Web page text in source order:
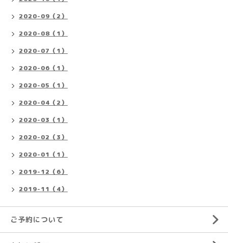
2020-09（2）
2020-08（1）
2020-07（1）
2020-06（1）
2020-05（1）
2020-04（2）
2020-03（1）
2020-02（3）
2020-01（1）
2019-12（6）
2019-11（4）
ご予約について